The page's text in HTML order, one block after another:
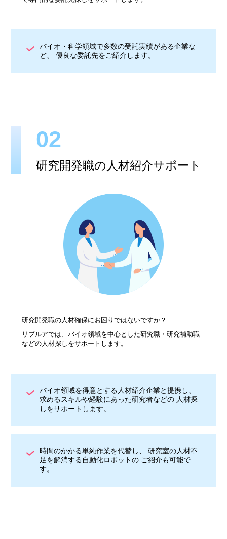
バイオ・科学領域で多数の受託実績がある企業な
ど、 優良な委託先をご紹介します。
02
研究開発職の人材紹介サポート
研究開発職の人材確保にお困りではないですか？
リプルアでは、バイオ領域を中心とした研究職・研究補助職
などの人材探しをサポートします。
バイオ領域を得意とする人材紹介企業と提携し、
求めるスキルや経験にあった研究者などの 人材探
しをサポートします。
時間のかかる単純作業を代替し、 研究室の人材不
足を解消する自動化ロボットの ご紹介も可能で
す。